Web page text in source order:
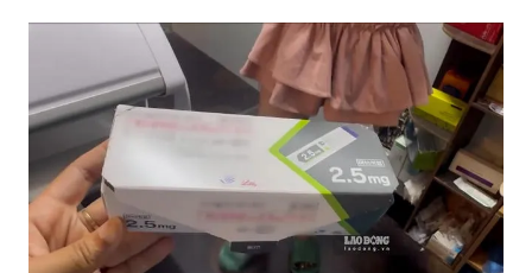
Hà Nội kiểm tra, xác minh phản ánh về